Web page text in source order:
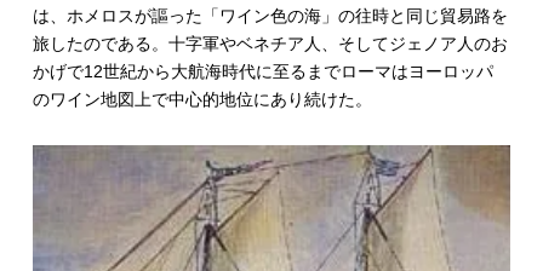
は、ホメロスが謳った「ワイン色の海」の往時と同じ貿易路を
旅したのである。十字軍やベネチア人、そしてジェノア人のお
かげで12世紀から大航海時代に至るまでローマはヨーロッパ
のワイン地図上で中心的地位にあり続けた。